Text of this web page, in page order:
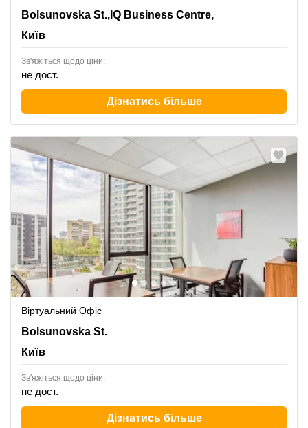
13-15 Bolsunovska St.,IQ Business Centre, 8th Floor,
Bolsunovska St.,IQ Business Centre,
Київ
Зв'яжіться щодо ціни:
не дост.
Дізнатись більше
Віртуальний Офіс
13-15 Bolsunovska St.,IQ Business Centre, 8th Floor,
Bolsunovska St.
Київ
Зв'яжіться щодо ціни:
не дост.
Дізнатись більше